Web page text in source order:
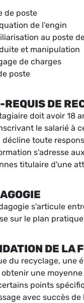
de poste
de l'engin
au poste
et manipulation
de charges
poste
REQUIS DE
doit avoir 18
le salarié à
décline toute
s'adresse
titulaire d'une
s'articule
sur le plan
DE LA
du recyclage, une
une
points
avec succès